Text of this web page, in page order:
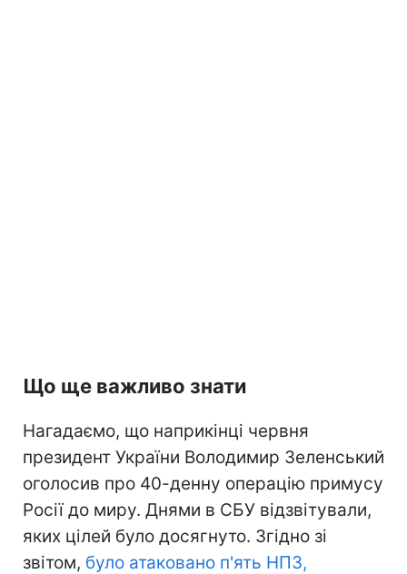
Що ще важливо знати
Нагадаємо, що наприкінці червня
президент України Володимир Зеленський
оголосив про 40-денну операцію примусу
Росії до миру. Днями в СБУ відзвітували,
яких цілей було досягнуто. Згідно зі
звітом, було атаковано п'ять НПЗ,